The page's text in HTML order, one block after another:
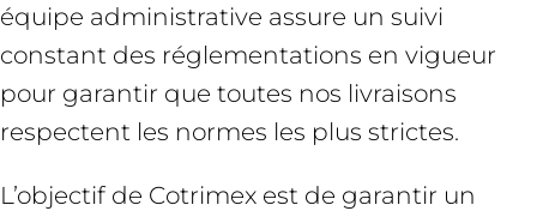
équipe administrative assure un suivi
constant des réglementations en vigueur
pour garantir que toutes nos livraisons
respectent les normes les plus strictes.
L’objectif de Cotrimex est de garantir un